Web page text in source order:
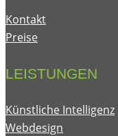
Kontakt
Preise
LEISTUNGEN
Künstliche Intelligenz
Webdesign